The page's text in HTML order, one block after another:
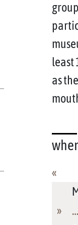
least
as
«
»
…